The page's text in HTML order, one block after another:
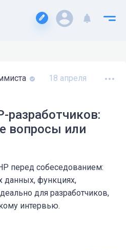
18 апреля
разработчиков:
вопросы или
перед собеседованием:
данных, функциях,
для разработчиков,
интервью.